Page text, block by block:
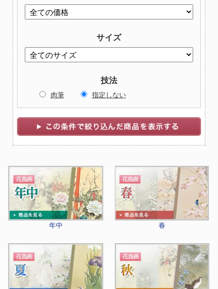
サイズ
技法
肉筆 指定しない
年中 春